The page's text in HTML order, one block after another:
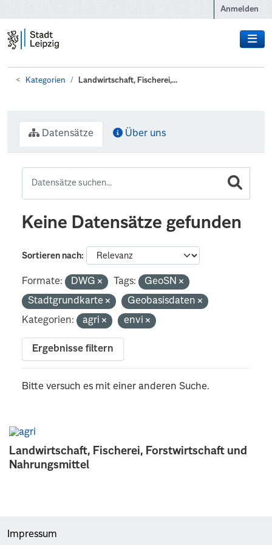
Anmelden
Kategorien Landwirtschaft, Fischerei,...
Landwirtschaft, Fischerei, Forstwirtschaft und
Nahrungsmittel
Datensätze Über uns
Keine Datensätze gefunden
Sortieren nach
Formate: DWG Tags:
GeoSN
Stadtgrundkarte
Geobasisdaten
Kategorien:
agri envi
Ergebnisse filtern
Bitte versuch es mit einer anderen Suche.
Impressum